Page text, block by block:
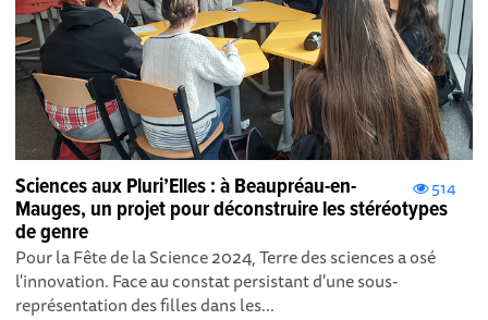
514
Sciences aux Pluri’Elles : à Beaupréau-en-
Mauges, un projet pour déconstruire les stéréotypes
de genre
Pour la Fête de la Science 2024, Terre des sciences a osé
l'innovation. Face au constat persistant d'une sous-
représentation des filles dans les...